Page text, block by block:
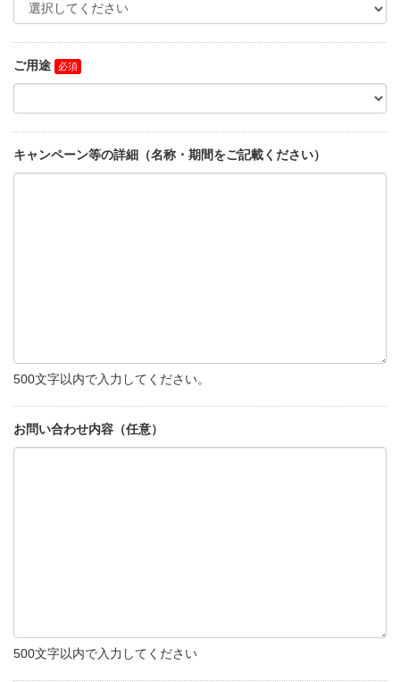
ご用途
キャンペーン等の詳細（名称・期間をご記載ください）
500文字以内で入力してください。
お問い合わせ内容（任意）
500文字以内で入力してください